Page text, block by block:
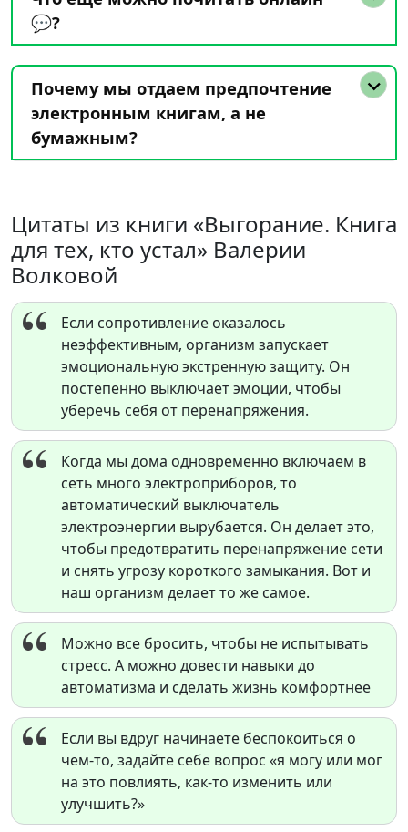
💬?
Почему мы отдаем предпочтение
электронным книгам, а не
бумажным?
Цитаты из книги «Выгорание. Книга
для тех, кто устал» Валерии
Волковой
Если сопротивление оказалось
неэффективным, организм запускает
эмоциональную экстренную защиту. Он
постепенно выключает эмоции, чтобы
уберечь себя от перенапряжения.
Когда мы дома одновременно включаем в
сеть много электроприборов, то
автоматический выключатель
электроэнергии вырубается. Он делает это,
чтобы предотвратить перенапряжение сети
и снять угрозу короткого замыкания. Вот и
наш организм делает то же самое.
Можно все бросить, чтобы не испытывать
стресс. А можно довести навыки до
автоматизма и сделать жизнь комфортнее
Если вы вдруг начинаете беспокоиться о
чем-то, задайте себе вопрос «я могу или мог
на это повлиять, как-то изменить или
улучшить?»